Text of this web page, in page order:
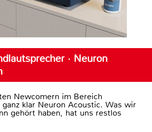
· Neuron
Newcomern im Bereich
klar Neuron Acoustic. Was wir
gehört haben, hat uns restlos